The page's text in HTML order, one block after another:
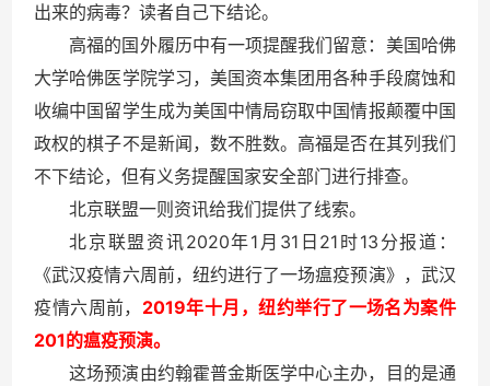
出来的病毒？读者自己下结论。
高福的国外履历中有一项提醒我们留意：美国哈佛
大学哈佛医学院学习，美国资本集团用各种手段腐蚀和
收编中国留学生成为美国中情局窃取中国情报颠覆中国
政权的棋子不是新闻，数不胜数。高福是否在其列我们
不下结论，但有义务提醒国家安全部门进行排查。
北京联盟一则资讯给我们提供了线索。
北京联盟资讯2020年1 月 31 日 21 时13 分报道：
《武汉疫情六周前，纽约进行了一场瘟疫预演》，武汉
疫情六周前， 2019年十月，纽约举行了一场名为案件
201的瘟疫预演。
这场预演由约翰霍普金斯医学中心主办，目的是通